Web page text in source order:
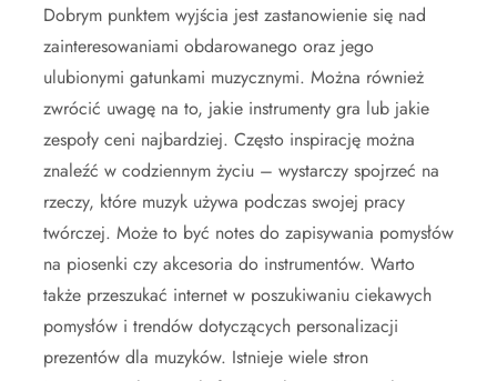
Dobrym punktem wyjścia jest zastanowienie się nad
zainteresowaniami obdarowanego oraz jego
ulubionymi gatunkami muzycznymi. Można również
zwrócić uwagę na to, jakie instrumenty gra lub jakie
zespoły ceni najbardziej. Często inspirację można
znaleźć w codziennym życiu – wystarczy spojrzeć na
rzeczy, które muzyk używa podczas swojej pracy
twórczej. Może to być notes do zapisywania pomysłów
na piosenki czy akcesoria do instrumentów. Warto
także przeszukać internet w poszukiwaniu ciekawych
pomysłów i trendów dotyczących personalizacji
prezentów dla muzyków. Istnieje wiele stron